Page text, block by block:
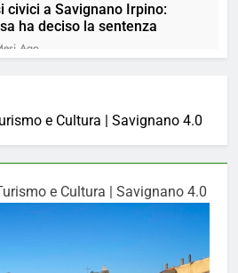
civici a Savignano Irpino:
ha deciso la sentenza
Ago
N. 8/2026 –
REVOCA DEL DIVIETO
DELL’ACQUA
Ago
📢Aggiornamento Situazione
ACQUA
Irpino: Ordinanza n. 7
e Cultura | Savignano 4.0
e Cultura | Savignano 4.0